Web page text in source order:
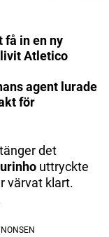
få in en ny
Atletico
agent lurade
för
det
uttryckte
värvat klart.